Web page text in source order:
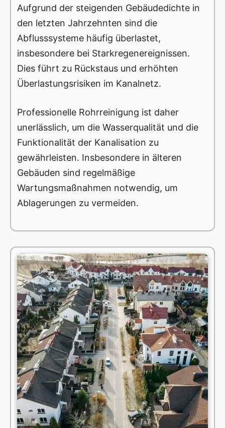
Aufgrund der steigenden Gebäudedichte in
den letzten Jahrzehnten sind die
Abflusssysteme häufig überlastet,
insbesondere bei Starkregenereignissen.
Dies führt zu Rückstaus und erhöhten
Überlastungsrisiken im Kanalnetz.
Professionelle Rohrreinigung ist daher
unerlässlich, um die Wasserqualität und die
Funktionalität der Kanalisation zu
gewährleisten. Insbesondere in älteren
Gebäuden sind regelmäßige
Wartungsmaßnahmen notwendig, um
Ablagerungen zu vermeiden.